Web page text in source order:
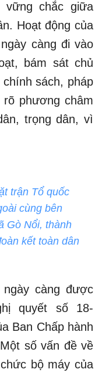
vững chắc giữa
Hoạt động của
càng đi vào
bám sát chủ
sách, pháp
phương châm
trọng dân, vì
trận Tổ quốc
cùng bên
Gò Nổi, thành
kết toàn dân
càng được
quyết số 18-
Ban Chấp hành
số vấn đề về
bộ máy của